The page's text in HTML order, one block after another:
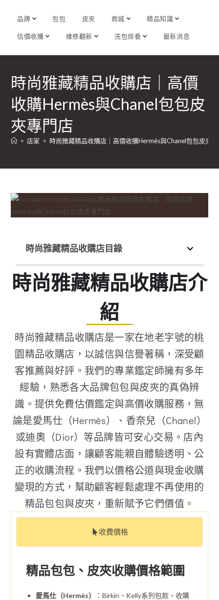
品牌 包包 皮夾 商城 精品知識
估價收購 維修翻新 洗包保養 最新消息
時尚雅藏精品收購店｜高價
收購Hermès與Chanel包包皮
夾專門店
> 店家 > 時尚雅藏精品收購店｜高價收購Hermès與Chanel包包皮夾
時尚雅藏精品收購店目錄
時尚雅藏精品收購店介
紹
時尚雅藏精品收購店是一家在地老字號的桃
園精品收購店，以誠信與信譽著稱，深受顧
客推薦與好評。我們的專業鑑定師擁有多年
經驗，熟悉各大品牌包包與皮夾的真偽辨
識。提供免費估價鑑定與高價收購服務，無
論是愛馬仕（Hermès）、香奈兒（Chanel）
或迪奧（Dior）等品牌皆可安心交易。店內
設有實體店面，讓顧客能親自體驗透明、公
正的收購流程。我們以價格公道與現金收購
變現的方式，幫助顧客輕鬆處理不再使用的
精品包包與皮夾，重新賦予它們價值。
收費價格
精品包包、皮夾收購價格範圍
愛馬仕（Hermès）
：Birkin、Kelly系列包款，收購